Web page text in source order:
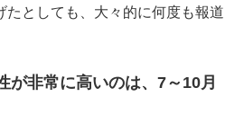
たとしても、大々的に何度も報道
が非常に高いのは、7～10月